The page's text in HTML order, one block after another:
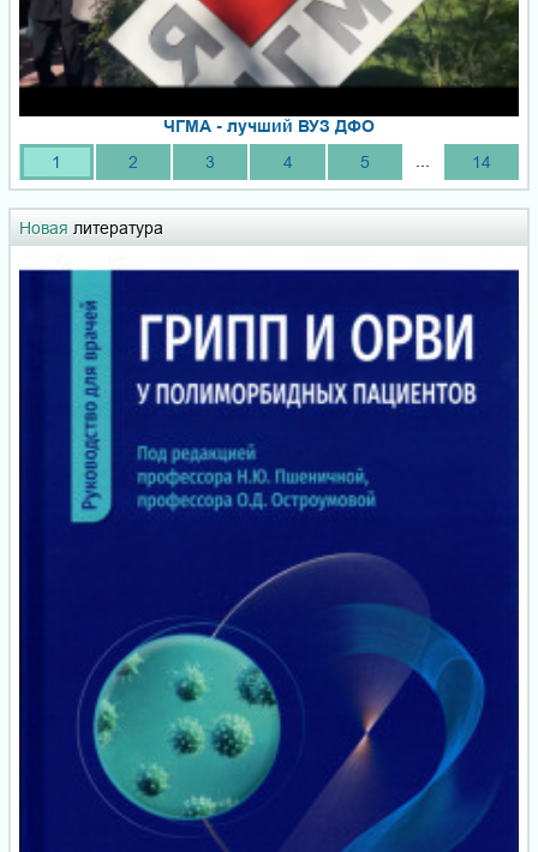
ЧГМА - лучший ВУЗ ДФО
1
2 3 4 5 14
Новая литература